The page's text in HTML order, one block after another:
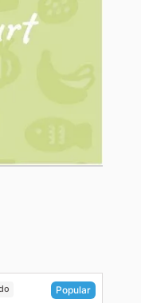
Popular